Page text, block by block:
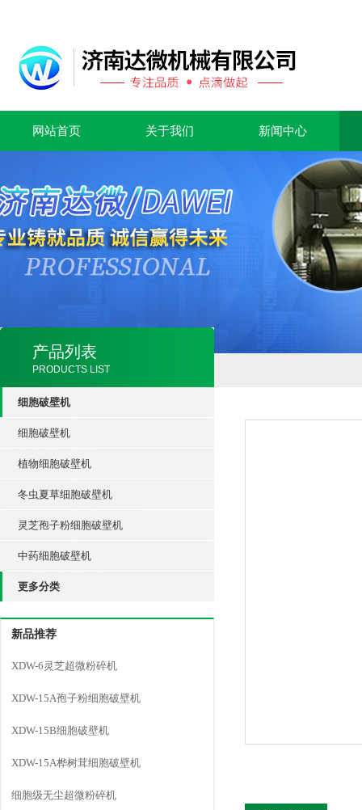
网站首页 关于我们 新闻中心
产品列表
PRODUCTS LIST
细胞破壁机
细胞破壁机
植物细胞破壁机
冬虫夏草细胞破壁机
灵芝孢子粉细胞破壁机
中药细胞破壁机
更多分类
新品推荐
XDW-6灵芝超微粉碎机
XDW-15A孢子粉细胞破壁机
XDW-15B细胞破壁机
XDW-15A桦树茸细胞破壁机
细胞级无尘超微粉碎机